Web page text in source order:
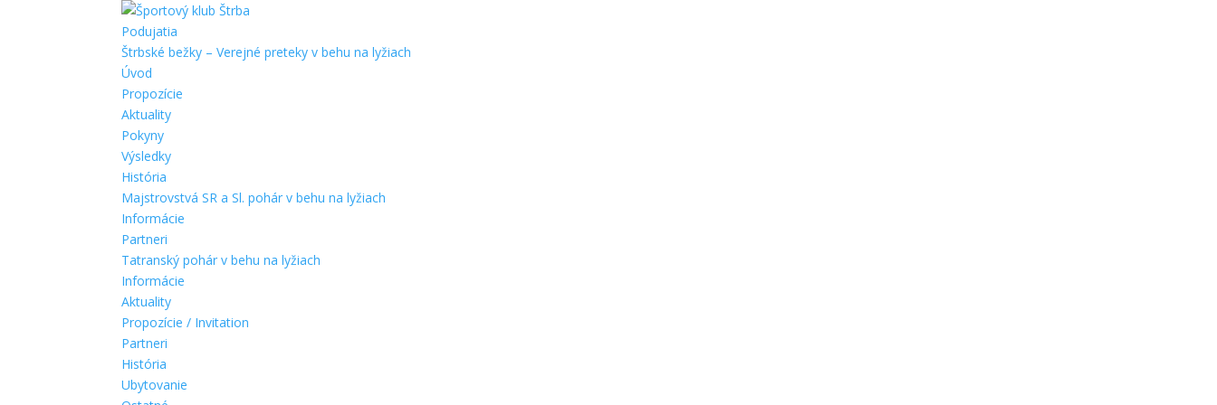
Podujatia
Štrbské bežky – Verejné preteky v behu na lyžiach
Úvod
Propozície
Aktuality
Pokyny
Výsledky
História
Majstrovstvá SR a Sl. pohár v behu na lyžiach
Informácie
Partneri
Tatranský pohár v behu na lyžiach
Informácie
Aktuality
Propozície / Invitation
Partneri
História
Ubytovanie